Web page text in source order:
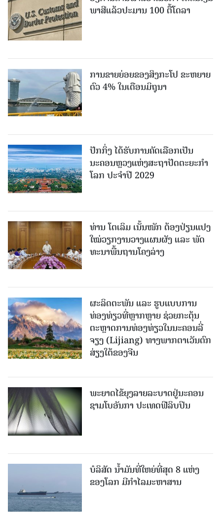
ພາສີແລ້ວປະມານ 100 ຕື້ໂດລາ
ການຂາຍຍ່ອຍຂອງສິງກະໂປ ຂະຫຍາຍ
ຕົວ 4% ໃນເດືອນມິຖຸນາ
ປັກກິ່ງ ໄດ້ຮັບການຄັດເລືອກເປັນ
ນະຄອນຫຼວງແຫ່ງສະຖາປັດຕະຍະກຳ
ໂລກ ປະຈຳປີ 2029
ທ່ານ ໂຕ​ເລິມ ເນັ້ນໜັກ ຕ້ອງ​ປ່ຽນ​ແປງ​
ໃໝ່​ວຽກ​ງານ​ວາງ​ແຜນ​ຜັງ ແລະ ​ພັດ​
ທະ​ນາ​ພື້ນ​ຖານ​ໂຄງ​ລ່າງ
ຜະລິດຕະພັນ ແລະ ຮູບແບບການ
ທ່ອງທ່ຽວທີ່ຫຼາກຫຼາຍ ຊ່ວຍກະຕຸ້ນ
ຕະຫຼາດການທ່ອງທ່ຽວໃນນະຄອນລີ່
ຈຽງ (Lijiang) ທາງພາກຕາເວັນຕົກ
ສ່ຽງໃຕ້ຂອງຈີນ
ພະຍາດໄຂ້ຍຸງລາຍລະບາດຢູ່ນະຄອນ
ຊາມໂບ​ອັນກາ ປະເທດຟີລິບປິນ
ບໍລິສັດ ນ້ຳມັນທີ່ໃຫຍ່ທີ່ສຸດ 8 ແຫ່ງ
ຂອງໂລກ ມີກຳໄລມະຫາສານ